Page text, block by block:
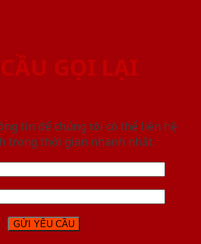
GỌI LẠI
tin để chúng tôi có thể liên hệ
trong thời gian nhanh nhất.